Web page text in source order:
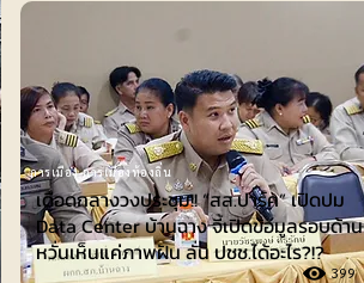
เดือดกลางวงประชุม!! “สส.ปาร์ค” เปิดปม
Data Center บ้านฉาง จี้เปิดข้อมูลรอบด้าน
หวั่นเห็นแค่ภาพฝัน ลั่น ปชช.ได้อะไร?!?
399
การเมือง-การเมืองท้องถิ่น